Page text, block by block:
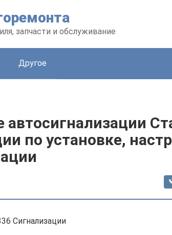
запчасти и обслуживание
Другое
автосигнализации
по установке,
Сигнализации